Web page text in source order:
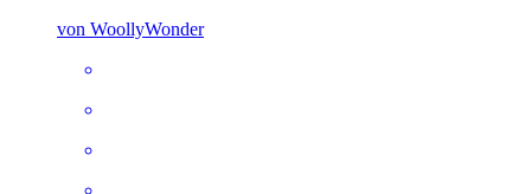
von WoollyWonder